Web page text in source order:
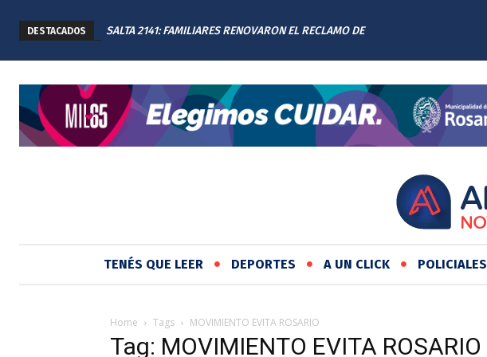
DESTACADOS
SALTA 2141: FAMILIARES RENOVARON EL RECLAMO DE
TENÉS QUE LEER DEPORTES A UN CLICK POLICIALES
Home Tags MOVIMIENTO EVITA ROSARIO
Tag: MOVIMIENTO EVITA ROSARIO